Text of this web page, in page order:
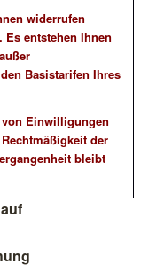
widerrufen
Es entstehen Ihnen
Basistarifen Ihres
Einwilligungen
der
bleibt